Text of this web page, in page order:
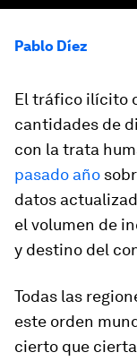
Pablo Díez
El tráfico ilícito
cantidades de
con la trata
pasado año
datos
el volumen de
y destino del
Todas las
este orden
cierto que